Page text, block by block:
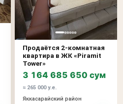
Продаётся 2-комнатная
квартира в ЖК «Piramit
Tower»
3 164 685 650 сум
≈ 265 000 у.е.
Яккасарайский район